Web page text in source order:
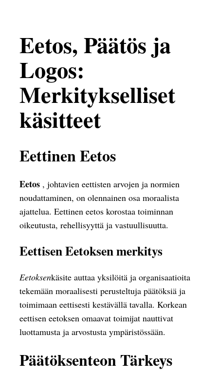
Eetos, Päätös ja
Logos:
Merkitykselliset
käsitteet
Eettinen Eetos
Eetos , johtavien eettisten arvojen ja normien
noudattaminen, on olennainen osa moraalista
ajattelua. Eettinen eetos korostaa toiminnan
oikeutusta, rehellisyyttä ja vastuullisuutta.
Eettisen Eetoksen merkitys
Eetoksenkäsite auttaa yksilöitä ja organisaatioita
tekemään moraalisesti perusteltuja päätöksiä ja
toimimaan eettisesti kestävällä tavalla. Korkean
eettisen eetoksen omaavat toimijat nauttivat
luottamusta ja arvostusta ympäristössään.
Päätöksenteon Tärkeys